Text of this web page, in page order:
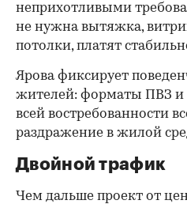
неприхотливыми
не нужна вытяжка,
потолки, платят
Ярова фиксирует
жителей: форматы ПВЗ и
всей востребованности
раздражение в жилой
Двойной трафик
Чем дальше проект от